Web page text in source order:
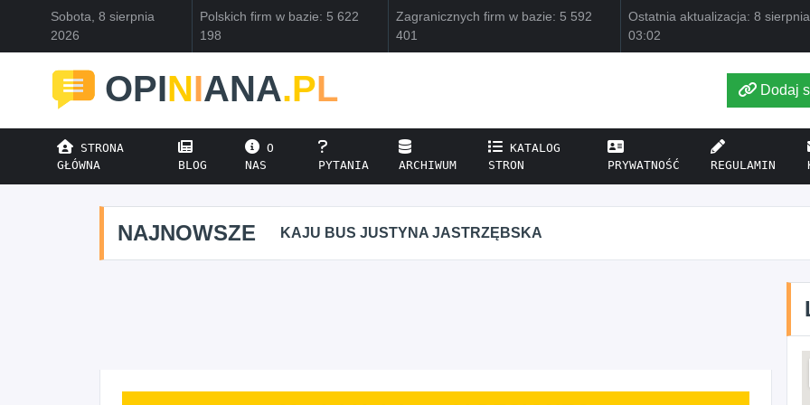
Sobota, 8 sierpnia
2026
Polskich firm w bazie: 5 622
198
Zagranicznych firm w bazie: 5 592
401
Ostatnia aktualizacja: 8
03:02
OPINIANA.PL Dodaj
STRONA
GŁÓWNA
BLOG
O
NAS
PYTANIA ARCHIWUM
KATALOG
STRON
PRYWATNOŚĆ REGULAMIN
NAJNOWSZE KAJU BUS JUSTYNA JASTRZĘBSKA